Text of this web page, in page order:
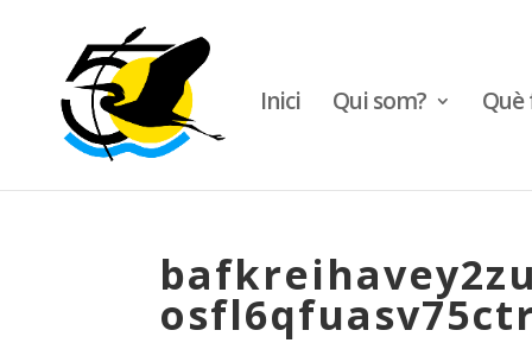
Inici Qui som? Què